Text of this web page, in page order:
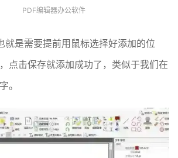
PDF编辑器办公软件
就是需要提前用鼠标选择好添加的位
点击保存就添加成功了，类似于我们在
。